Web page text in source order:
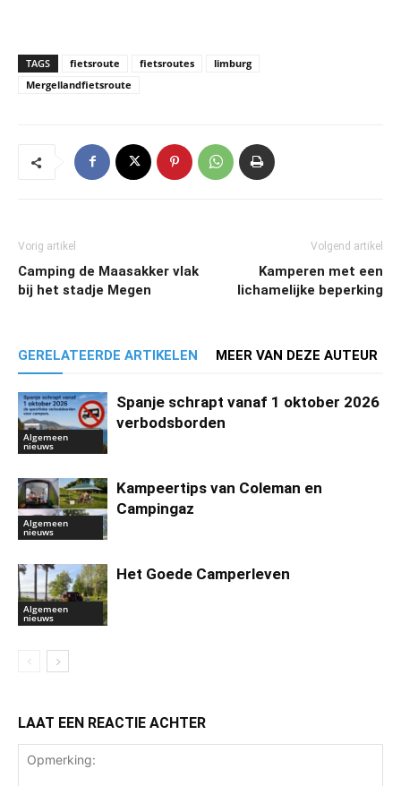
TAGS fietsroute fietsroutes
limburg
Mergellandfietsroute
Vorig artikel
Camping de Maasakker vlak
bij het stadje Megen
Volgend artikel
Kamperen met een
lichamelijke beperking
GERELATEERDE ARTIKELEN MEER VAN DEZE AUTEUR
Algemeen
nieuws
Spanje schrapt vanaf 1 oktober 2026
verbodsborden
Algemeen
nieuws
Kampeertips van Coleman en
Campingaz
Algemeen
nieuws
Het Goede Camperleven
LAAT EEN REACTIE ACHTER